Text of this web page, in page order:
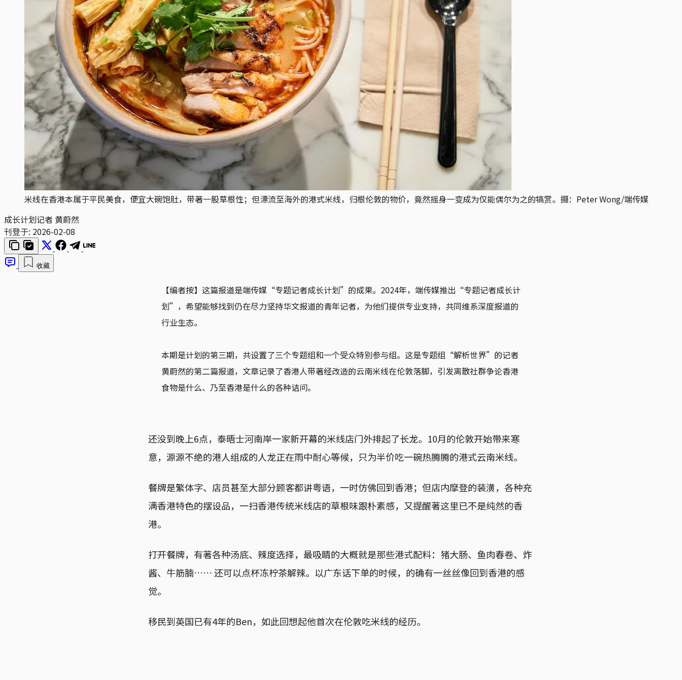
米线在香港本属于平民美食，便宜大碗饱肚，带著一股草根性；但漂流至海外的港式米线，归根伦敦的物价，竟然摇身一变成为仅能偶尔为之的犒赏。摄：Peter Wong/端传媒
成长计划记者 黄蔚然
刊登于: 2026-02-08
收藏
【编者按】这篇报道是端传媒“专题记者成长计划”的成果。2024年，端传媒推出“专题记者成长计
划”，希望能够找到仍在尽力坚持华文报道的青年记者，为他们提供专业支持，共同维系深度报道的
行业生态。
本期是计划的第三期，共设置了三个专题组和一个受众特别参与组。这是专题组“解析世界”的记者
黄蔚然的第二篇报道，文章记录了香港人带著经改造的云南米线在伦敦落脚，引发离散社群争论香港
食物是什么、乃至香港是什么的各种诘问。
还没到晚上6点，泰晤士河南岸一家新开幕的米线店门外排起了长龙。10月的伦敦开始带来寒
意，源源不绝的港人组成的人龙正在雨中耐心等候，只为半价吃一碗热腾腾的港式云南米线。
餐牌是繁体字、店员甚至大部分顾客都讲粤语，一时仿佛回到香港；但店内摩登的装潢，各种充
满香港特色的摆设品，一扫香港传统米线店的草根味跟朴素感，又提醒著这里已不是纯然的香
港。
打开餐牌，有著各种汤底、辣度选择，最吸睛的大概就是那些港式配料：猪大肠、鱼肉春卷、炸
酱、牛筋腩…… 还可以点杯冻柠茶解辣。以广东话下单的时候，的确有一丝丝像回到香港的感
觉。
移民到英国已有4年的Ben，如此回想起他首次在伦敦吃米线的经历。